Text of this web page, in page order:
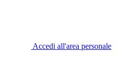
Accedi all'area personale